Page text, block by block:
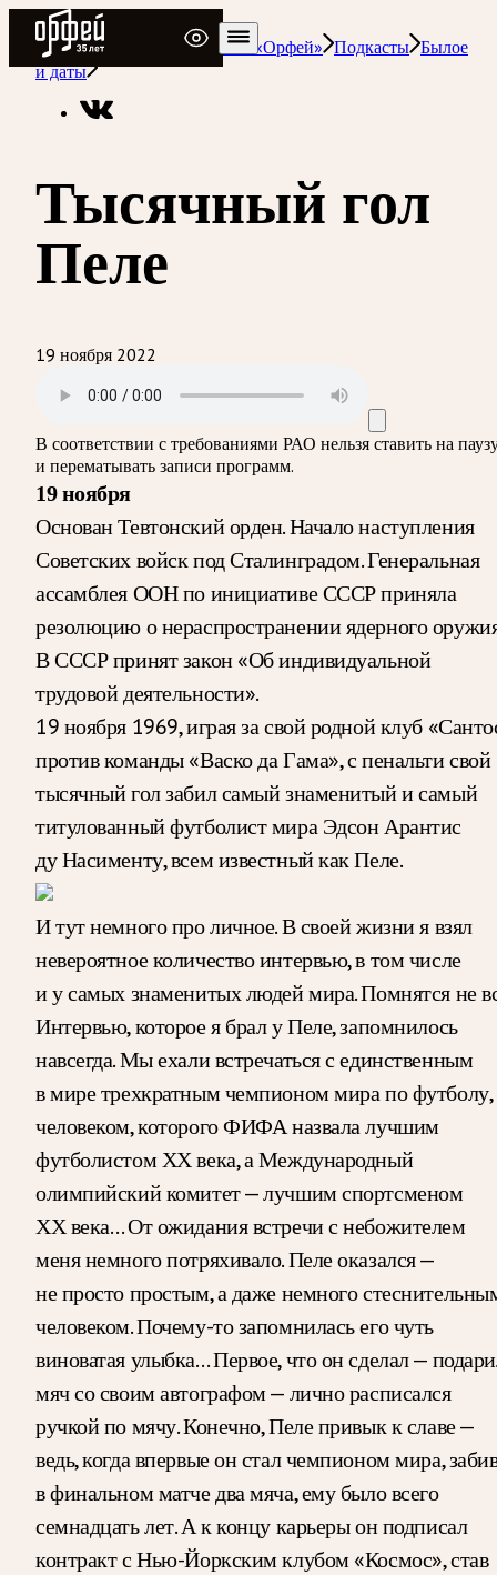
Радио Орфей
Радио классической музыки «Орфей» Подкасты Былое
и даты
Тысячный гол
Пеле
19 ноября 2022
В соответствии с требованиями РАО нельзя ставить на
и перематывать записи программ.
19 ноября
Основан Тевтонский орден. Начало наступления
Советских войск под Сталинградом. Генеральная
ассамблея ООН по инициативе СССР приняла
резолюцию о нераспространении ядерного
В СССР принят закон «Об индивидуальной
трудовой деятельности».
19 ноября 1969, играя за свой родной клуб
против команды «Васко да Гама», с пенальти свой
тысячный гол забил самый знаменитый и самый
титулованный футболист мира Эдсон Арантис
ду Насименту, всем известный как Пеле.
И тут немного про личное. В своей жизни я взял
невероятное количество интервью, в том числе
и у самых знаменитых людей мира. Помнятся не
Интервью, которое я брал у Пеле, запомнилось
навсегда. Мы ехали встречаться с единственным
в мире трехкратным чемпионом мира по футболу,
человеком, которого ФИФА назвала лучшим
футболистом ХХ века, а Международный
олимпийский комитет — лучшим спортсменом
ХХ века… От ожидания встречи с небожителем
меня немного потряхивало. Пеле оказался —
не просто простым, а даже немного
человеком. Почему-то запомнилась его чуть
виноватая улыбка… Первое, что он сделал —
мяч со своим автографом — лично расписался
ручкой по мячу. Конечно, Пеле привык к славе —
ведь, когда впервые он стал чемпионом мира,
в финальном матче два мяча, ему было всего
семнадцать лет. А к концу карьеры он подписал
контракт с Нью-Йоркским клубом «Космос», став